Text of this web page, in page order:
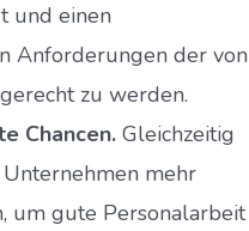
und einen
Anforderungen der von
zu werden.
Chancen. Gleichzeitig
mehr
um gute Personalarbeit